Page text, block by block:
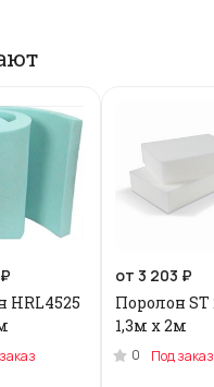
HRL4525
от 3 203 ₽
Поролон ST
1,3м х 2м
0 Под заказ